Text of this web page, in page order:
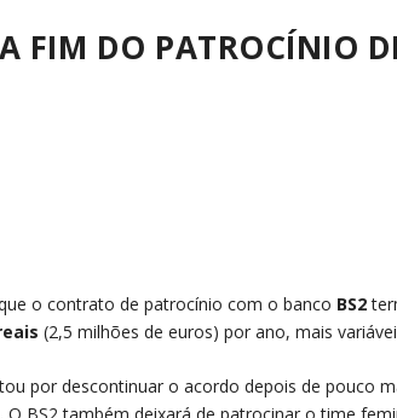
FIM DO PATROCÍNIO
o contrato de patrocínio com o banco BS2
(2,5 milhões de euros) por ano, mais
por descontinuar o acordo depois de pouco